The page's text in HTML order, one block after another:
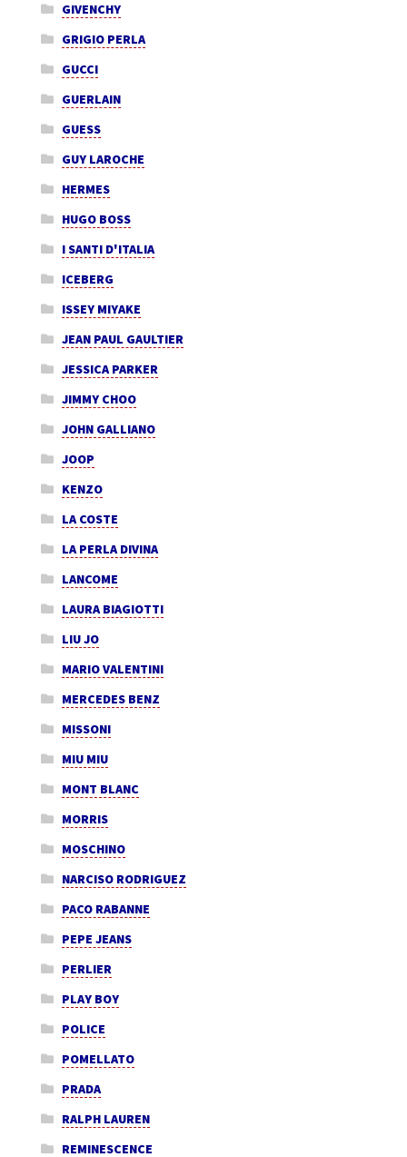
GIVENCHY
GRIGIO PERLA
GUCCI
GUERLAIN
GUESS
GUY LAROCHE
HERMES
HUGO BOSS
I SANTI D'ITALIA
ICEBERG
ISSEY MIYAKE
JEAN PAUL GAULTIER
JESSICA PARKER
JIMMY CHOO
JOHN GALLIANO
JOOP
KENZO
LA COSTE
LA PERLA DIVINA
LANCOME
LAURA BIAGIOTTI
LIU JO
MARIO VALENTINI
MERCEDES BENZ
MISSONI
MIU MIU
MONT BLANC
MORRIS
MOSCHINO
NARCISO RODRIGUEZ
PACO RABANNE
PEPE JEANS
PERLIER
PLAY BOY
POLICE
POMELLATO
PRADA
RALPH LAUREN
REMINESCENCE